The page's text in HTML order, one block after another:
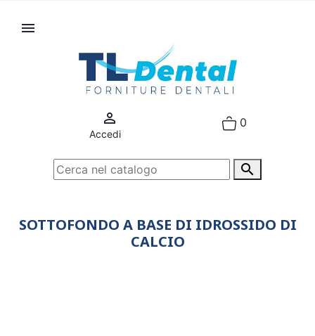



Accedi
0
SOTTOFONDO A BASE DI IDROSSIDO DI
CALCIO